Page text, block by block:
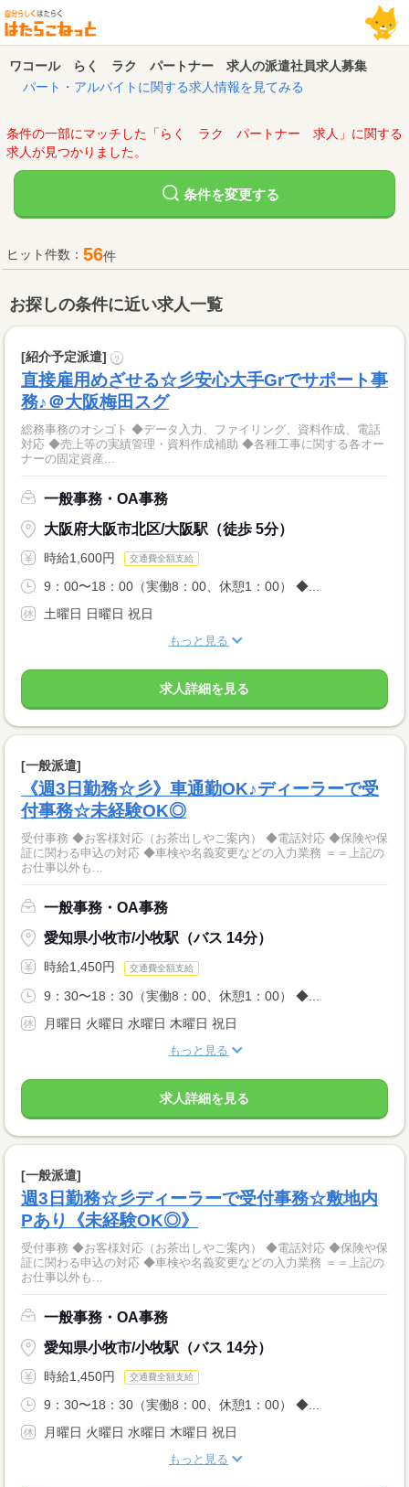
ワコール らく ラク パートナー 求人の派遣社員求人募集
パート・アルバイトに関する求人情報を見てみる
条件の一部にマッチした「らく ラク パートナー 求人」に関する
求人が見つかりました。
条件を変更する
ヒット件数： 56件
お探しの条件に近い求人一覧
[紹介予定派遣] ?
直接雇用めざせる☆彡安心大手Grでサポート事
務♪＠大阪梅田スグ
総務事務のオシゴト ◆データ入力、ファイリング、資料作成、電話
対応 ◆売上等の実績管理・資料作成補助 ◆各種工事に関する各オー
ナーの固定資産...
一般事務・OA事務
大阪府大阪市北区/大阪駅（徒歩 5分）
時給1,600円 交通費全額支給
9：00〜18：00（実働8：00、休憩1：00） ◆...
土曜日 日曜日 祝日
もっと見る
求人詳細を見る
[一般派遣]
《週3日勤務☆彡》車通勤OK♪ディーラーで受
付事務☆未経験OK◎
受付事務 ◆お客様対応（お茶出しやご案内） ◆電話対応 ◆保険や保
証に関わる申込の対応 ◆車検や名義変更などの入力業務 ＝＝上記の
お仕事以外も...
一般事務・OA事務
愛知県小牧市/小牧駅（バス 14分）
時給1,450円 交通費全額支給
9：30〜18：30（実働8：00、休憩1：00） ◆...
月曜日 火曜日 水曜日 木曜日 祝日
もっと見る
求人詳細を見る
[一般派遣]
週3日勤務☆彡ディーラーで受付事務☆敷地内
Pあり《未経験OK◎》
受付事務 ◆お客様対応（お茶出しやご案内） ◆電話対応 ◆保険や保
証に関わる申込の対応 ◆車検や名義変更などの入力業務 ＝＝上記の
お仕事以外も...
一般事務・OA事務
愛知県小牧市/小牧駅（バス 14分）
時給1,450円 交通費全額支給
9：30〜18：30（実働8：00、休憩1：00） ◆...
月曜日 火曜日 水曜日 木曜日 祝日
もっと見る